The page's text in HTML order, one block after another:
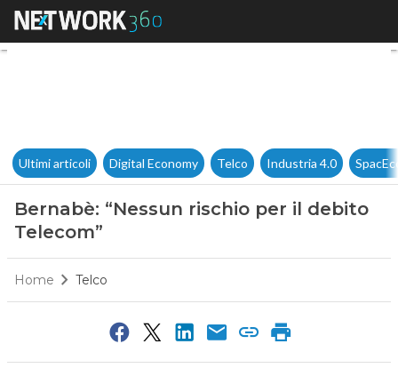
Bernabè: “Nessun rischio per
Ultimi articoli Digital Economy Telco Industria 4.0
Bernabè: “Nessun rischio per il debito
Telecom”
Home Telco